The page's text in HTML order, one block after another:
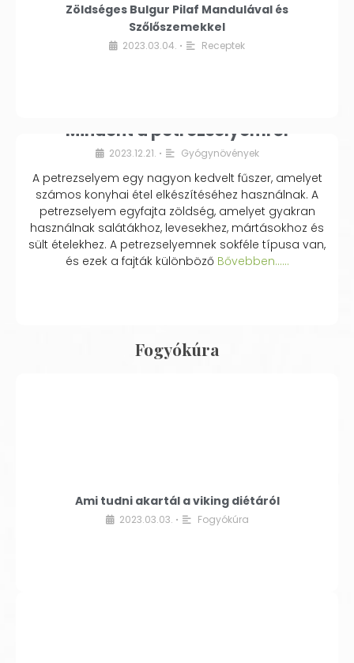
Zöldséges Bulgur Pilaf Mandulával és
Szőlőszemekkel
2023.03.04. • Receptek
Mindent a petrezselyemről
2023.12.21. • Gyógynövények
A petrezselyem egy nagyon kedvelt fűszer, amelyet
számos konyhai étel elkészítéséhez használnak. A
petrezselyem egyfajta zöldség, amelyet gyakran
használnak salátákhoz, levesekhez, mártásokhoz és
sült ételekhez. A petrezselyemnek sokféle típusa van,
és ezek a fajták különbözőBővebben...…
Fogyókúra
Ami tudni akartál a viking diétáról
2023.03.03. • Fogyókúra